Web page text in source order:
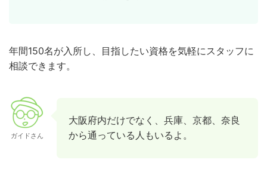
年間150名が入所し、目指したい資格を気軽にスタッフに
相談できます。
ガイドさん
大阪府内だけでなく、兵庫、京都、奈良
から通っている人もいるよ。